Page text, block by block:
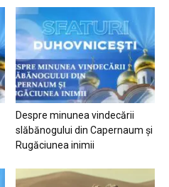
Despre minunea vindecării
slăbănogului din Capernaum și
Rugăciunea inimii